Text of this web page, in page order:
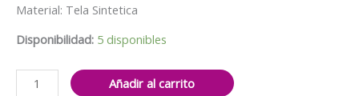
original
$13.000.$10.000.
Material: Tela Sintetica
Disponibilidad: 5 disponibles
Fondo
Añadir al carrito